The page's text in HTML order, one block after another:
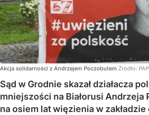
Akcja solidarności z Andrzejem Poczobutem Źródło: PAP
Sąd w Grodnie skazał działacza
mniejszości na Białorusi Andrzeja
na osiem lat więzienia w